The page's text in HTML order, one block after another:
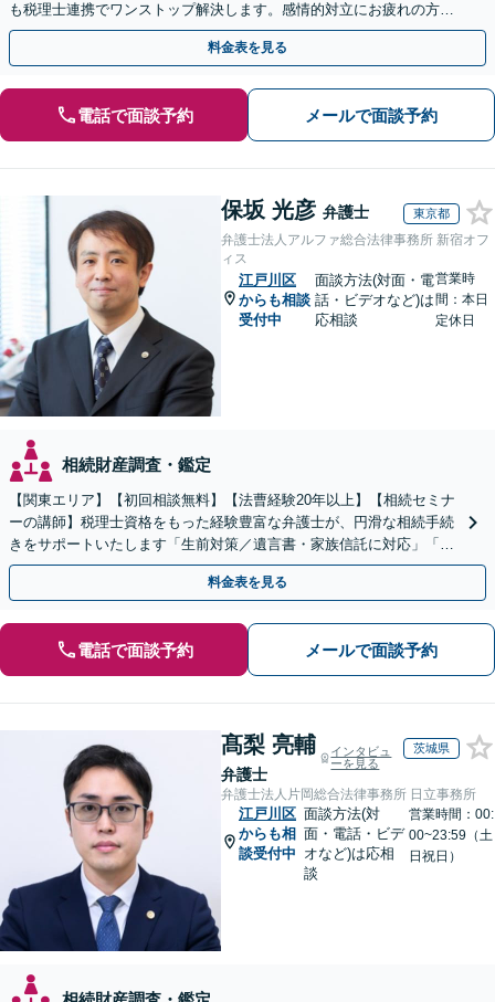
も税理士連携でワンストップ解決します。感情的対立にお疲れの方や
紛争予防をご検討の方も、お気軽にご相談ください。
料金表を見る
電話で面談予約 メールで面談予約
保坂 光彦 弁護士 東京都
弁護士法人アルファ総合法律事務所 新宿オフ
ィス
江戸川区
からも相談
受付中
面談方法(対面・電
話・ビデオなど)は
応相談
営業時
間：本日
定休日
相続財産調査・鑑定
【関東エリア】【初回相談無料】【法曹経験20年以上】【相続セミナ
ーの講師】税理士資格をもった経験豊富な弁護士が、円滑な相続手続
きをサポートいたします「生前対策／遺言書・家族信託に対応」「遺
産整理業務の代行あり」【電話相談】
料金表を見る
電話で面談予約 メールで面談予約
髙梨 亮輔
弁護士
インタビュ
ーを見る
茨城県
弁護士法人片岡総合法律事務所 日立事務所
江戸川区
からも相
談受付中
面談方法(対
面・電話・ビデ
オなど)は応相
談
営業時間：00:
00~23:59（土
日祝日）